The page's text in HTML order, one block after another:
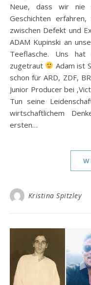
Neue, dass wir nie
Geschichten
zwischen Defekt und
ADAM Kupinski an
Teeflasche. Uns
zugetraut
Adam ist
schon für ARD, ZDF,
Junior Producer bei
Tun seine
wirtschaftlichem
ersten…
Kristina Spitzley